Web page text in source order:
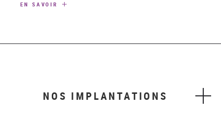
EN SAVOIR
NOS IMPLANTATIONS